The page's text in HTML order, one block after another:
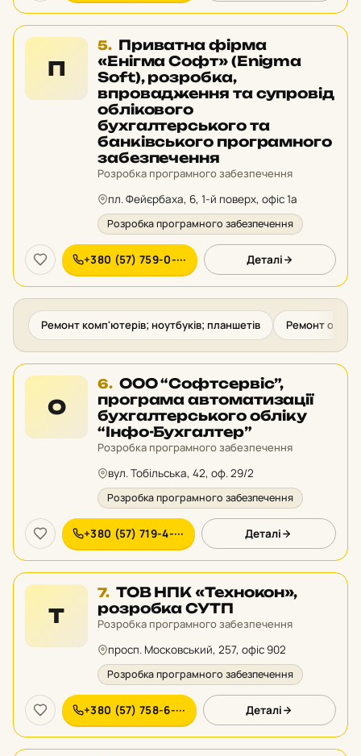
П
5. Місце
5
у
рейтингу:
Приватна фірма
«Енігма Софт» (Enigma
Soft), розробка,
впровадження та супровід
облікового
бухгалтерського та
банківського програмного
забезпечення
Розробка програмного забезпечення
пл. Фейєрбаха, 6, 1-й поверх, офіс 1а
Розробка програмного забезпечення
+380 (57) 759-0-··· Деталі
Ремонт комп'ютерів; ноутбуків; планшетів Ремонт
О
6. Місце
6
у
рейтингу:
ООО “Софтсервіс”,
програма автоматизації
бухгалтерського обліку
“Інфо-Бухгалтер”
Розробка програмного забезпечення
вул. Тобільська, 42, оф. 29/2
Розробка програмного забезпечення
+380 (57) 719-4-··· Деталі
Т
7. Місце
7
у
ТОВ НПК «Технокон»,
розробка СУТП
Розробка програмного забезпечення
просп. Московський, 257, офіс 902
Розробка програмного забезпечення
+380 (57) 758-6-··· Деталі